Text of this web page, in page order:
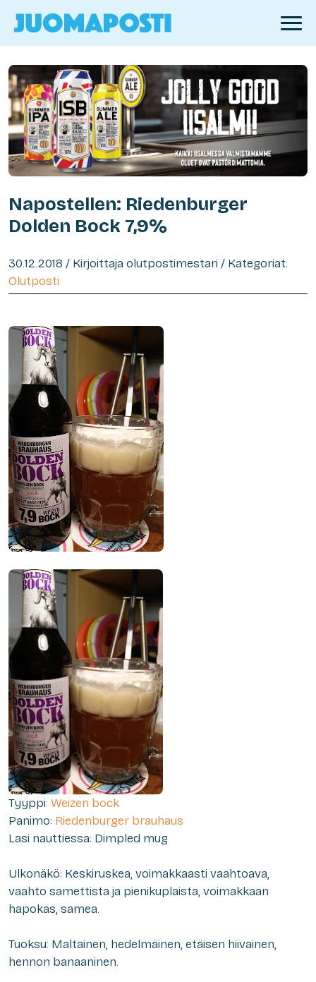
Napostellen: Riedenburger
Dolden Bock 7,9%
30.12.2018 / Kirjoittaja olutpostimestari / Kategoriat:
Olutposti
Tyyppi: Weizen bock
Panimo: Riedenburger brauhaus
Lasi nauttiessa: Dimpled mug
Ulkonäkö: Keskiruskea, voimakkaasti vaahtoava,
vaahto samettista ja pienikuplaista, voimakkaan
hapokas, samea.
Tuoksu: Maltainen, hedelmäinen, etäisen hiivainen,
hennon banaaninen.